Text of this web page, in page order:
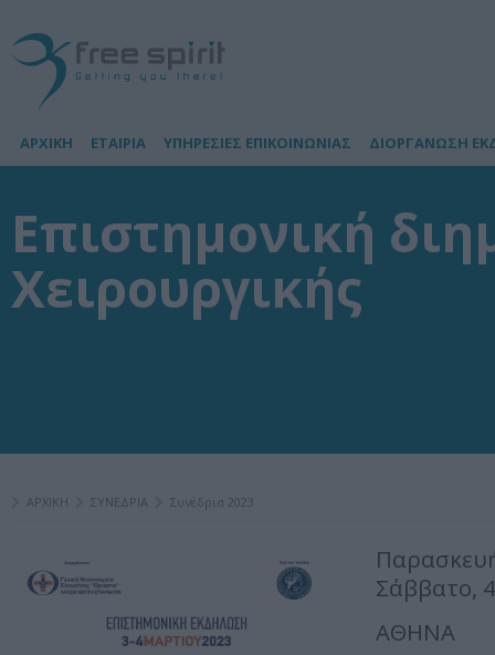
ΑΡΧΙΚΗ ΕΤΑΙΡΙΑ ΥΠΗΡΕΣΙΕΣ ΕΠΙΚΟΙΝΩΝΙΑΣ ΔΙΟΡΓΑΝΩΣΗ
Επιστημονική
Χειρουργικής
ΑΡΧΙΚΗ ΣΥΝΕΔΡΙΑ Συνέδρια 2023
Σάββατο,
ΑΘΗΝΑ